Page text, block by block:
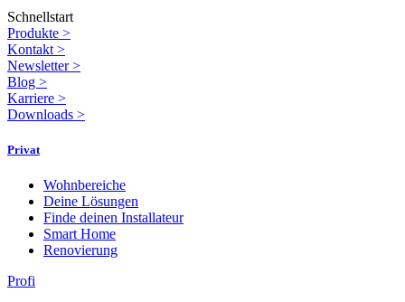
Schnellstart
Produkte >
Kontakt >
Newsletter>
Blog >
Karriere >
Downloads >
Privat
Wohnbereiche
Deine Lösungen
Finde deinen Installateur
Smart Home
Renovierung
Profi